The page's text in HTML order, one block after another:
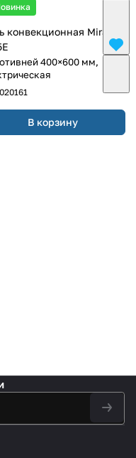
₽
конвекционная Miratek
400×600 мм,
020161
В корзину